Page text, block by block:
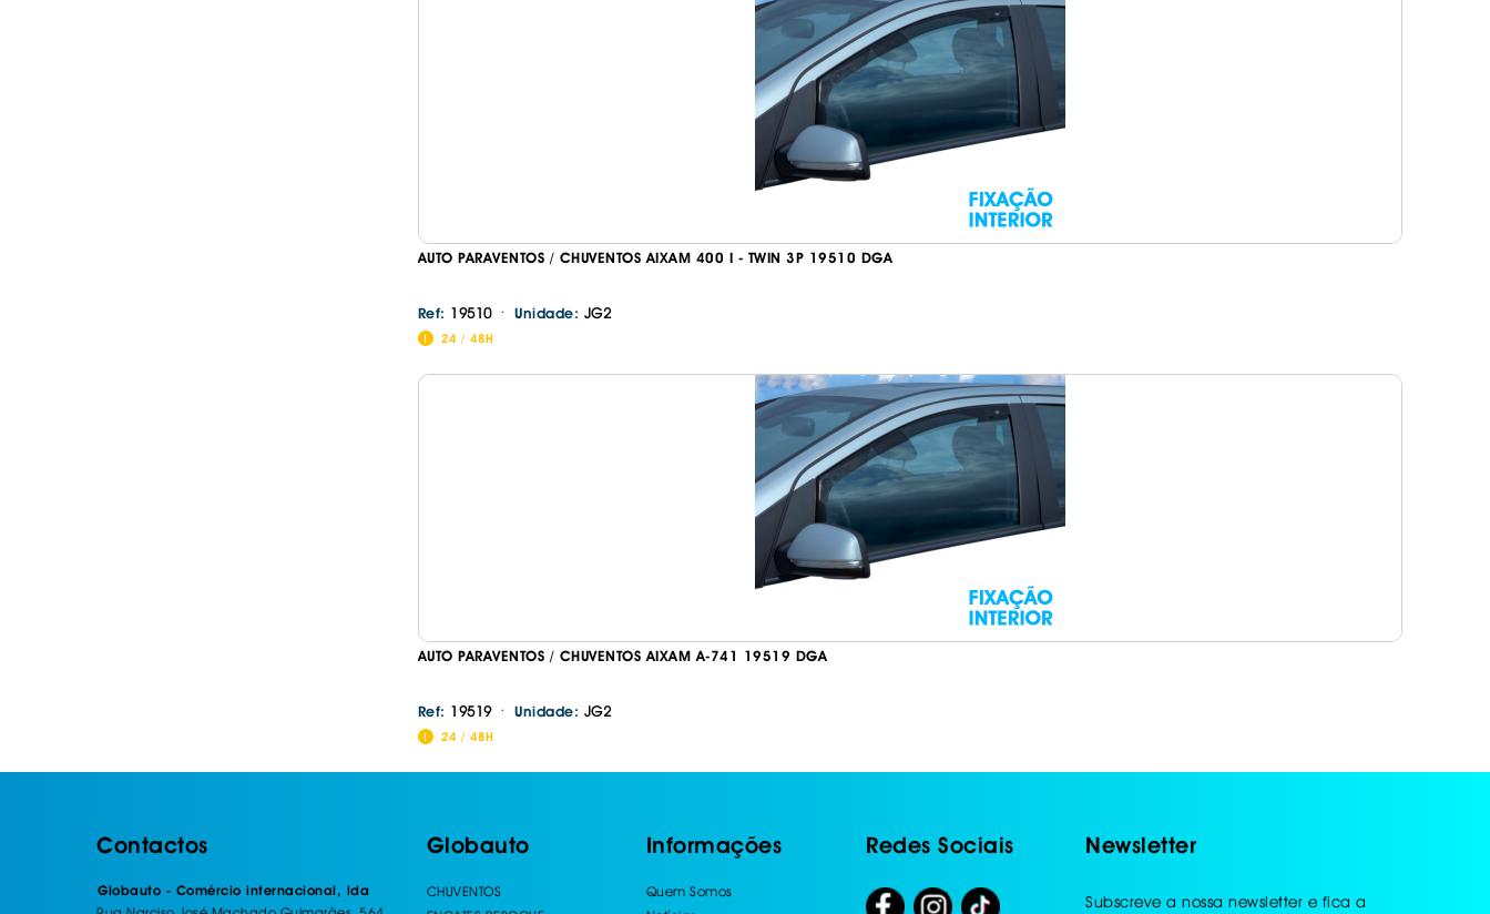
AUTO PARAVENTOS / CHUVENTOS AIXAM 400 I - TWIN 3P 19510 DGA
Ref: 19510 · Unidade: JG2
24 / 48H
AUTO PARAVENTOS / CHUVENTOS AIXAM A-741 19519 DGA
Ref: 19519 · Unidade: JG2
24 / 48H
Contactos
Globauto - Comércio internacional, lda
Globauto
CHUVENTOS
Informações
Quem Somos
Redes Sociais Newsletter
Subscreve a nossa newsletter e fica a